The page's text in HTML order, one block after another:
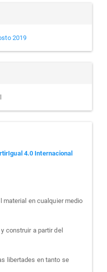
2019
4.0 Internacional
material en cualquier medio
construir a partir del
libertades en tanto se